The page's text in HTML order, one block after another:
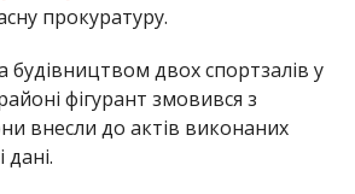
прокуратуру.
будівництвом двох спортзалів у
фігурант змовився з
внесли до актів виконаних
дані.